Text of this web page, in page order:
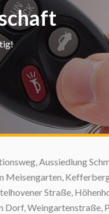
Aussiedlung
Kefferberg,
Straße,
Weingartenstraße,